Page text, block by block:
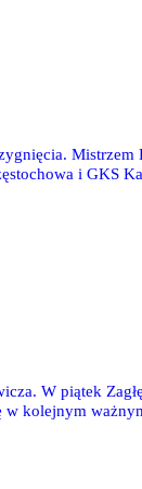
i GKS
W piątek
kolejnym